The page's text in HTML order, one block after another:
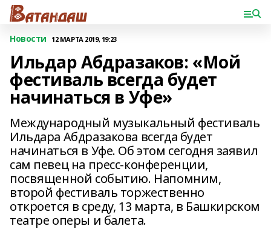
Новости 12 МАРТА 2019, 19:23
Ильдар Абдразаков: «Мой
фестиваль всегда будет
начинаться в Уфе»
Международный музыкальный фестиваль
Ильдара Абдразакова всегда будет
начинаться в Уфе. Об этом сегодня заявил
сам певец на пресс-конференции,
посвященной событию. Напомним,
второй фестиваль торжественно
откроется в среду, 13 марта, в Башкирском
театре оперы и балета.